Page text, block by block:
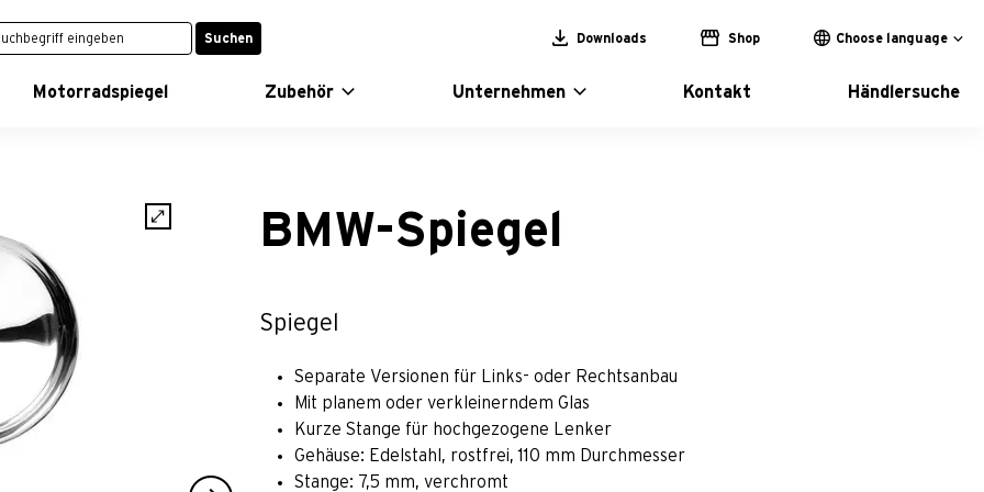
Suchen Downloads Shop Choose language
Motorradspiegel Zubehör Unternehmen Kontakt Händlersuche
BMW-Spiegel
Spiegel
Separate Versionen für Links- oder Rechtsanbau
Mit planem oder verkleinerndem Glas
Kurze Stange für hochgezogene Lenker
Gehäuse: Edelstahl, rostfrei, 110 mm Durchmesser
Stange: 7,5 mm, verchromt